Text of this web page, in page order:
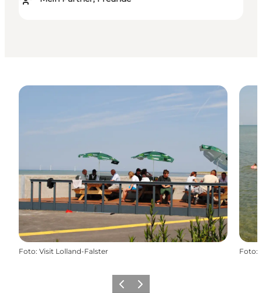
Foto: Visit Lolland-Falster Foto:
ZurückWeiter